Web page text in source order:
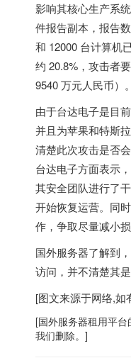
影响其核心生产系
件报告副本， 报告
和 12000 台计算机
约 20.8%，攻击者
9540 万元人民币） 。
由于台达电子是目
并且为苹果和特斯
清楚此次攻击是否
台达电子方面表示
其安全团队进行了
开始恢复运营。同
作，争取尽量减小损
国外服务器了解到
访问，并不清楚其
[图文来源于网络,如
[国外服务器租用平台
我们删除。]